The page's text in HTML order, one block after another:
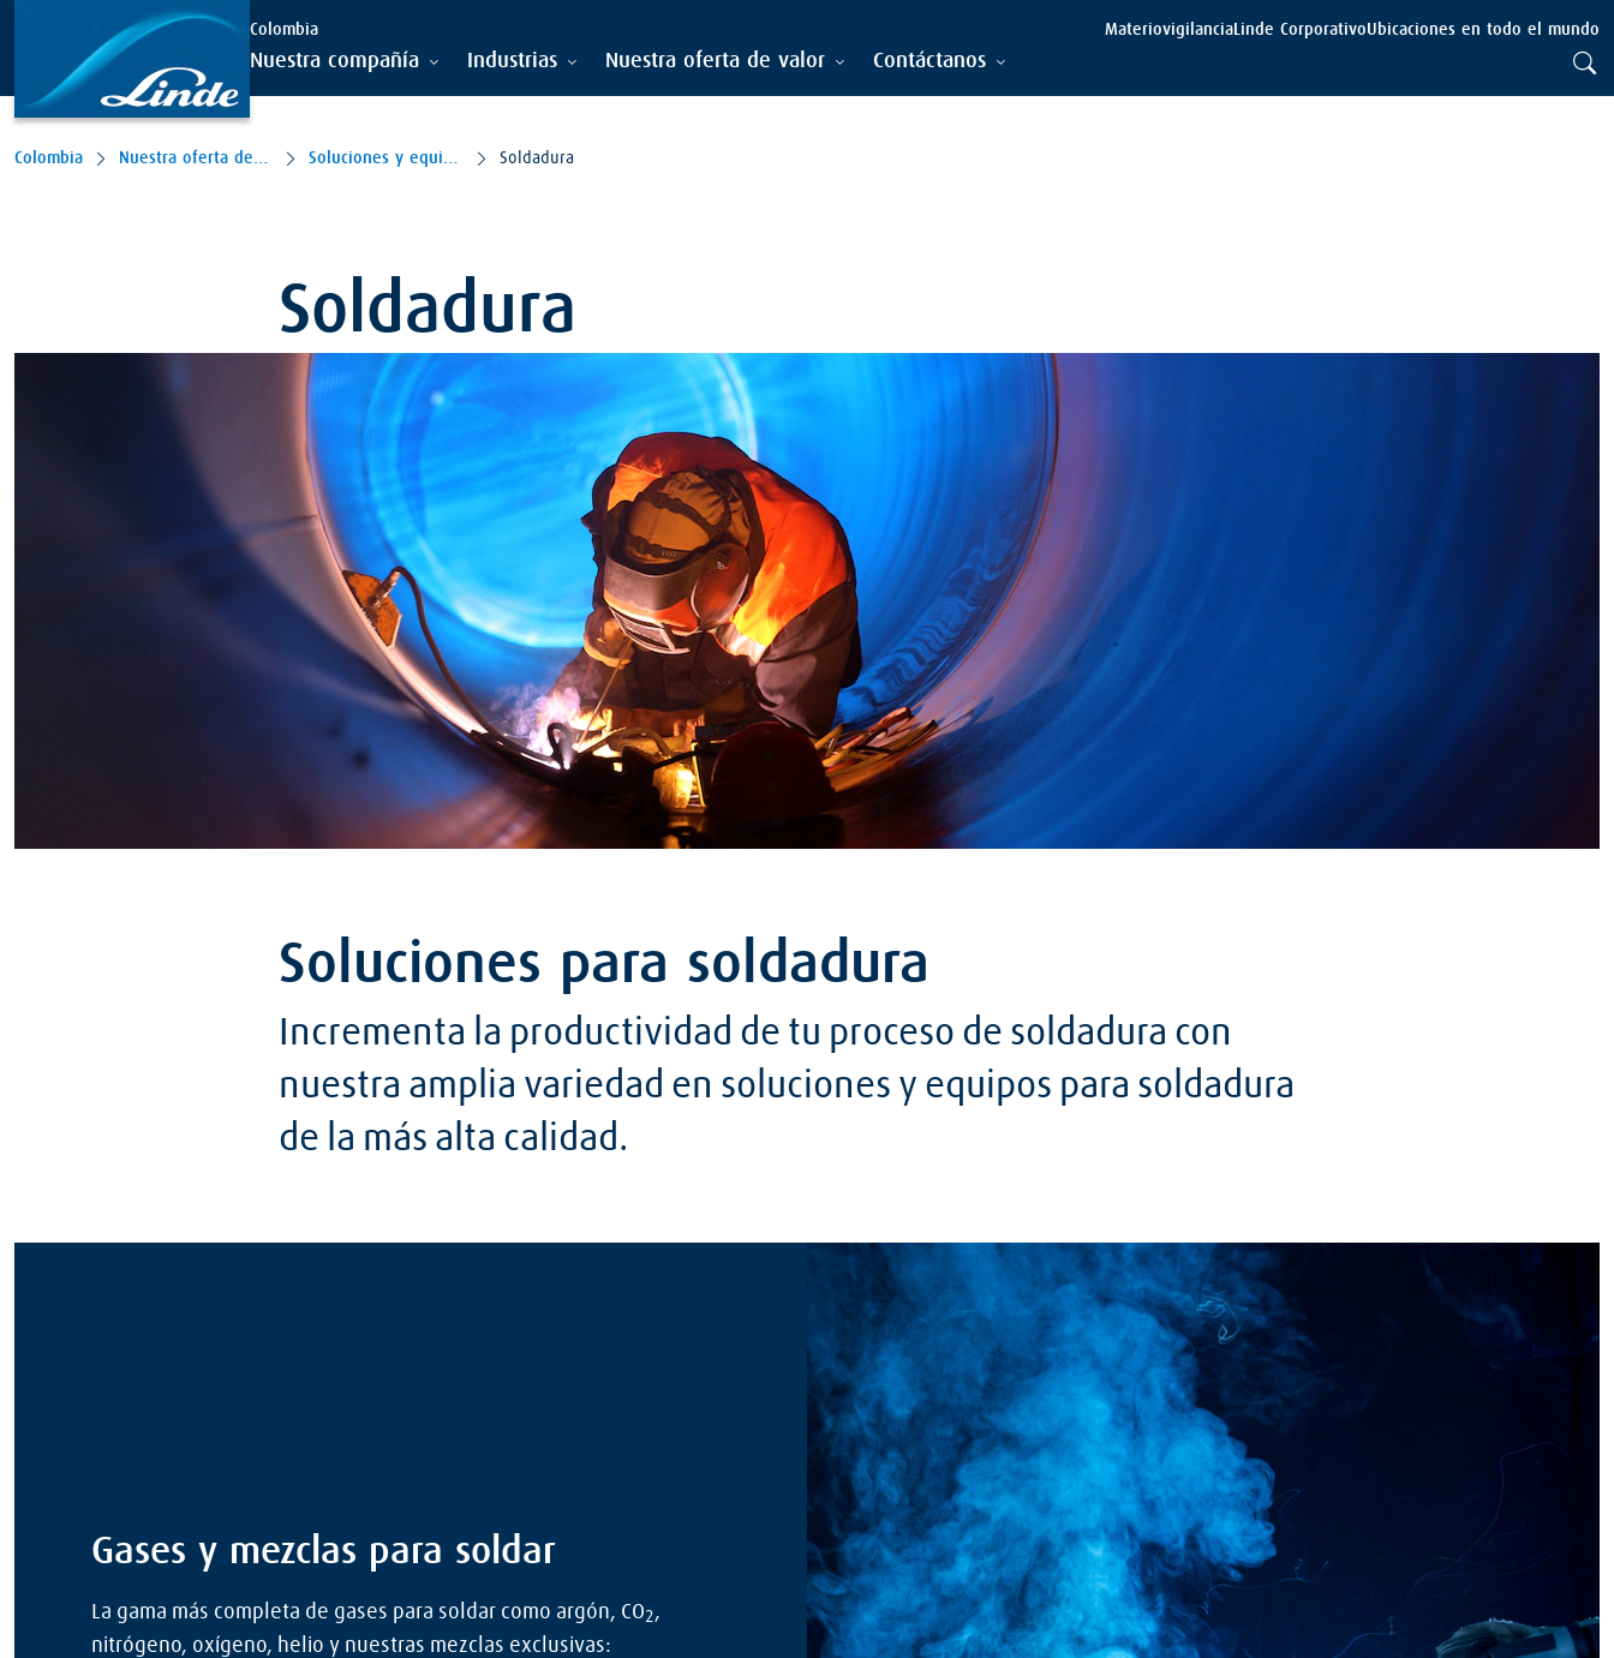
Colombia MateriovigilanciaLinde CorporativoUbicaciones en todo el mundo
Nuestra compañía Industrias Nuestra oferta de valor Contáctanos
Colombia Nuestra oferta de valor Soluciones y equipos Soldadura
Soldadura
Soluciones para soldadura
Incrementa la productividad de tu proceso de soldadura con
nuestra amplia variedad en soluciones y equipos para soldadura
de la más alta calidad.
Gases y mezclas para soldar
La gama más completa de gases para soldar como argón, CO2,
nitrógeno, oxígeno, helio y nuestras mezclas exclusivas: